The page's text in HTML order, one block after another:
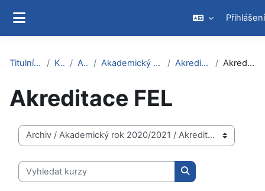
Přihlášení
Titulní stránka Kurzy Archiv Akademický rok 2020/2021 Akreditace 2020 Akreditace FEL
Akreditace FEL
Kategorie kurzů
Vyhledat kurzy
Vyhledat kurzy